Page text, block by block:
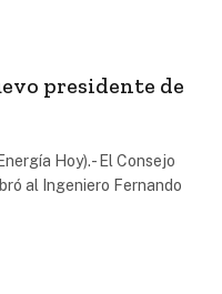
presidente de
Hoy).- El Consejo
al Ingeniero Fernando